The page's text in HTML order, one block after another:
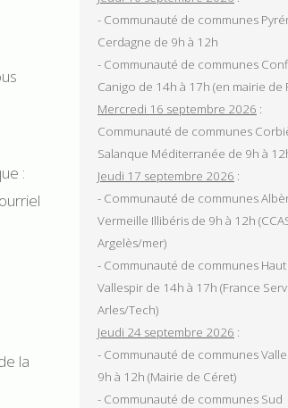
:
la
- Communauté de communes
Cerdagne de 9h à 12h
- Communauté de communes
Canigo de 14h à 17h (en mairie de
Mercredi 16 septembre 2026 :
Communauté de communes
Salanque Méditerranée de 9h à
Jeudi 17 septembre 2026 :
- Communauté de communes
Vermeille Illibéris de 9h à 12h
Argelès/mer)
- Communauté de communes Haut
Vallespir de 14h à 17h (France
Arles/Tech)
Jeudi 24 septembre 2026 :
- Communauté de communes
9h à 12h (Mairie de Céret)
- Communauté de communes Sud